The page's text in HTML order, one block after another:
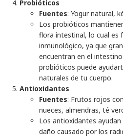
Probióticos
Fuentes: Yogur natural,
Los probióticos
flora intestinal, lo cual es
inmunológico, ya que
encuentran en el
probióticos puede
naturales de tu cuerpo.
Antioxidantes
Fuentes: Frutos rojos
nueces, almendras, té
Los antioxidantes
daño causado por los